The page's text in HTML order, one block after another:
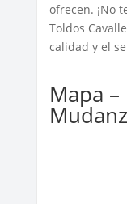
ofrecen. ¡No
Toldos
calidad y el
Mapa